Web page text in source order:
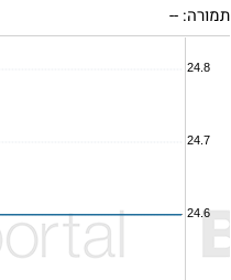
תמורה: --